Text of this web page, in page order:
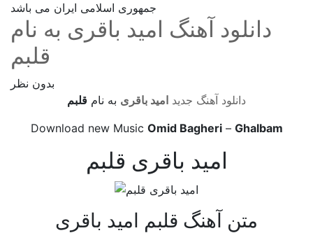
جمهوری اسلامی ایران می باشد
دانلود آهنگ امید باقری به نام
قلبم
بدون نظر
دانلود آهنگ جدید امید باقری به نام قلبم
Download new Music Omid Bagheri– Ghalbam
امید باقری قلبم
متن آهنگ قلبم امید باقری